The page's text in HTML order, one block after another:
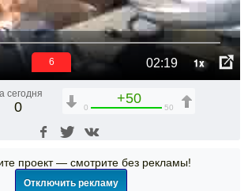
02:19 1x
6
сегодня
0
+50
0 50
проект — смотрите без рекламы!
Отключить рекламу